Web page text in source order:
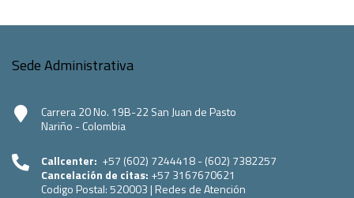
Sede Administrativa
Carrera 20 No. 19B-22 San Juan de Pasto
Nariño - Colombia
Callcenter: +57 (602) 7244418 - (602) 7382257
Cancelación de citas: +57 3167670621
Codigo Postal:520003 | Redes de Atención